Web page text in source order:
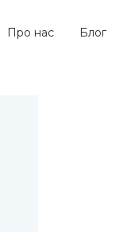
Про нас Блог